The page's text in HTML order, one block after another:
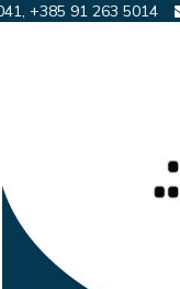
+385 91 263 5014